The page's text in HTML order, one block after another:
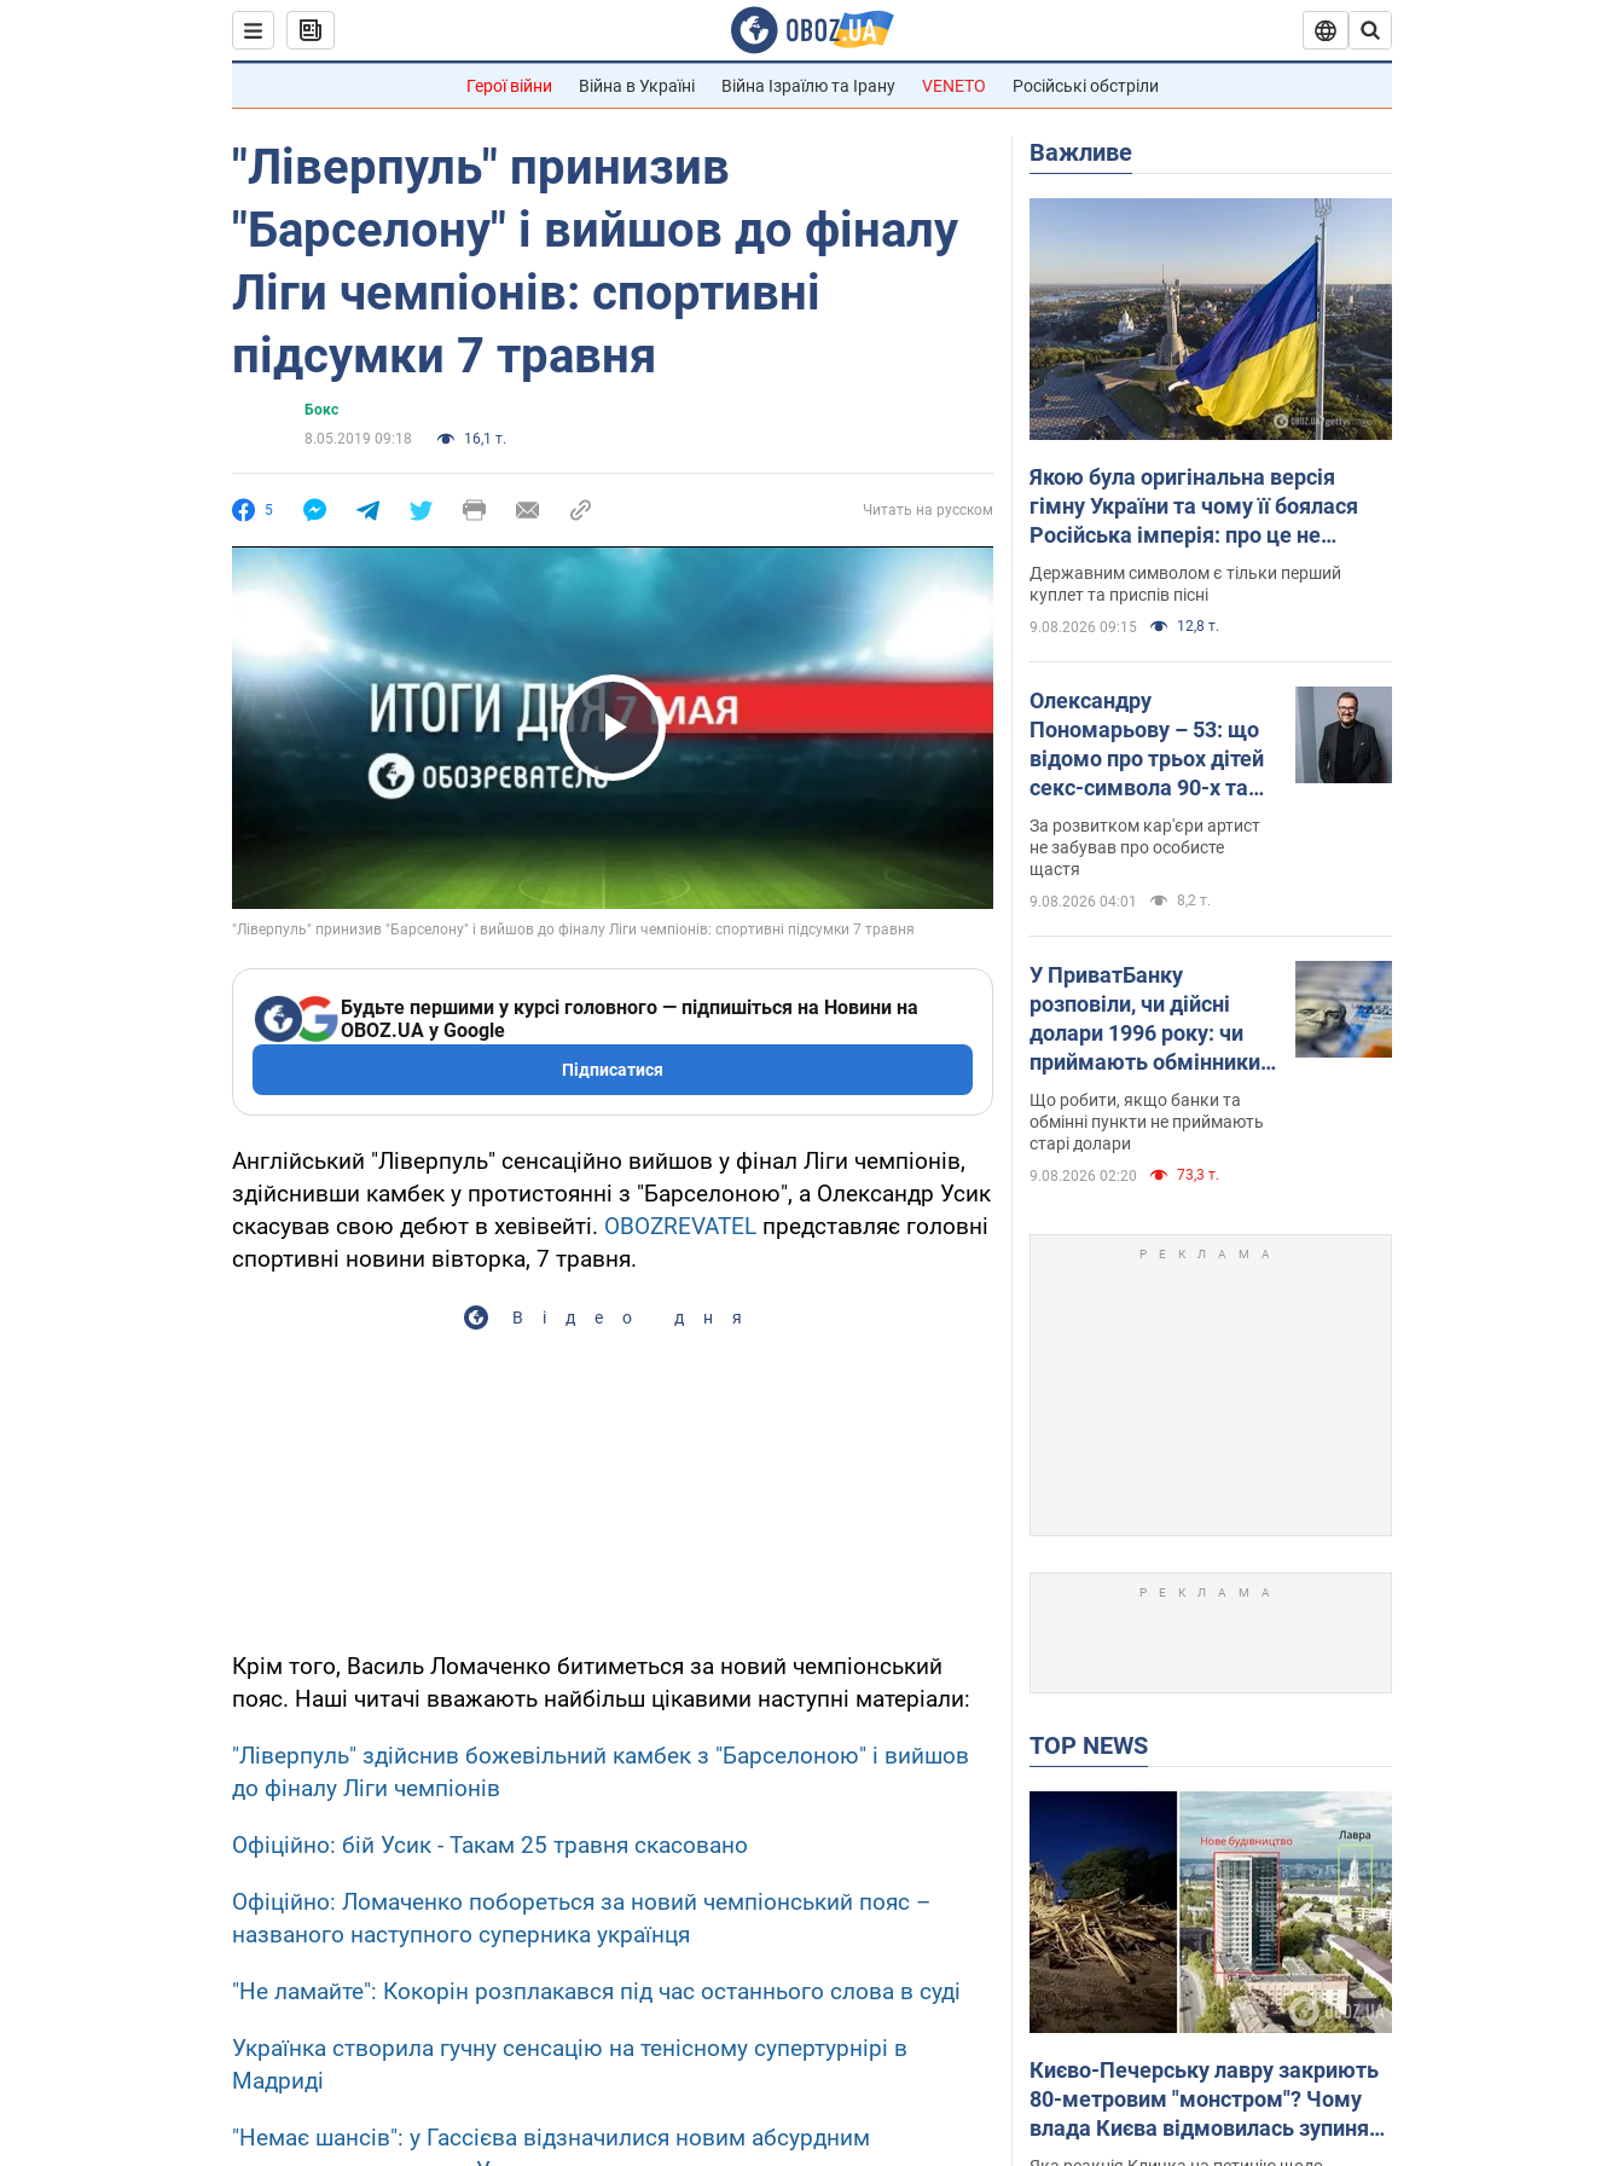
Герої війни Війна в Україні Війна Ізраїлю та Ірану VENETO Російські обстріли
"Ліверпуль" принизив
"Барселону" і вийшов до фіналу
Ліги чемпіонів: спортивні
підсумки 7 травня
Бокс
8.05.2019 09:18
16,1 т.
5 Читать на русском
Play Video
Будьте першими у курсі головного — підпишіться на Новини на
OBOZ.UA у Google
Підписатися
Англійський "Ліверпуль" сенсаційно вийшов у фінал Ліги чемпіонів,
здійснивши камбек у протистоянні з "Барселоною", а Олександр Усик
скасував свою дебют в хевівейті. OBOZREVATEL представляє головні
спортивні новини вівторка, 7 травня.
Відео дня
Крім того, Василь Ломаченко битиметься за новий чемпіонський
пояс. Наші читачі вважають найбільш цікавими наступні матеріали:
"Ліверпуль" здійснив божевільний камбек з "Барселоною" і вийшов
до фіналу Ліги чемпіонів
Офіційно: бій Усик - Такам 25 травня скасовано
Офіційно: Ломаченко побореться за новий чемпіонський пояс –
названого наступного суперника українця
"Не ламайте": Кокорін розплакався під час останнього слова в суді
Українка створила гучну сенсацію на тенісному супертурнірі в
Мадриді
"Немає шансів": у Гассієва відзначилися новим абсурдним
Важливе
Якою була оригінальна версія
гімну України та чому її боялася
Російська імперія: про це не
розповідають у школі
Державним символом є тільки перший
куплет та приспів пісні
9.08.2026 09:15 12,8 т.
Олександру
Пономарьову – 53: що
відомо про трьох дітей
секс-символа 90-х та
який вигляд вони
мають
За розвитком кар'єри артист
не забував про особисте
щастя
9.08.2026 04:01 8,2 т.
У ПриватБанку
розповіли, чи дійсні
долари 1996 року: чи
приймають обмінники
та банки такі купюри
Що робити, якщо банки та
обмінні пункти не приймають
старі долари
9.08.2026 02:20 73,3 т.
TOP NEWS
Києво-Печерську лавру закриють
80-метровим "монстром"? Чому
влада Києва відмовилась зупиняти
будівництво хмарочоса